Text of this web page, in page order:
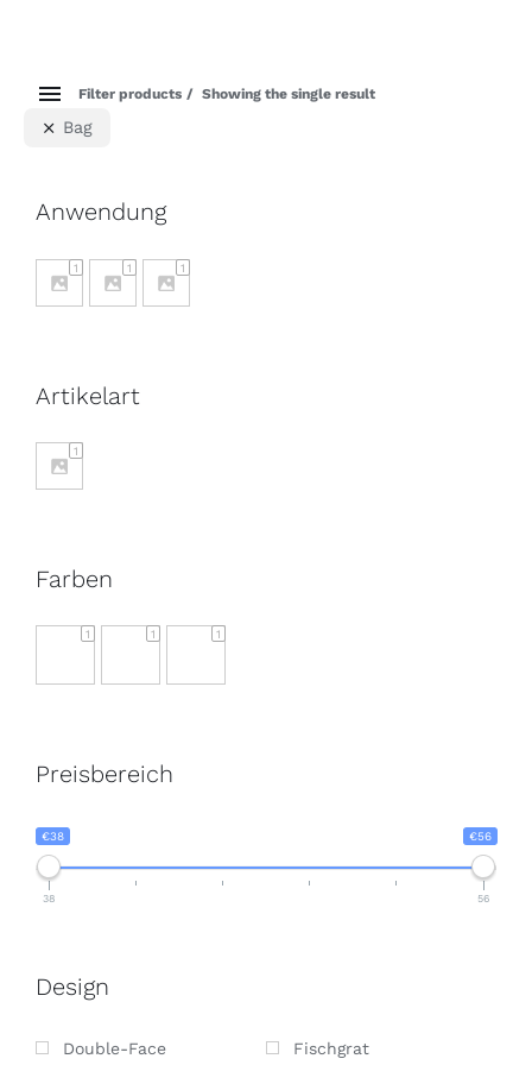
Filter products Showing the single result
Bag
Anwendung
1 1 1
Artikelart
1
Farben
1 1 1
Preisbereich
€38 €56
38 56
Design
Double-Face Fischgrat